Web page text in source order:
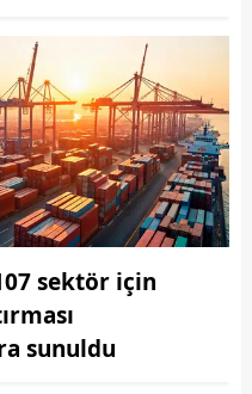
sektör için
sunuldu